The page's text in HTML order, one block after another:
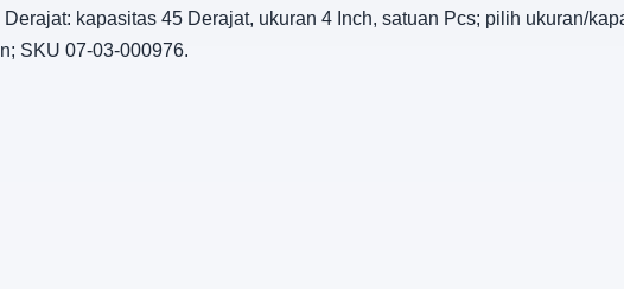
kapasitas 45 Derajat, ukuran 4 Inch, satuan Pcs; pilih ukuran/
SKU 07-03-000976.